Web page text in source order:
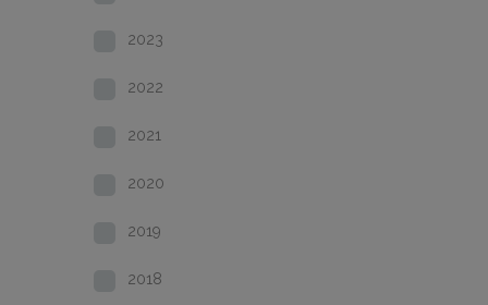
2023
2022
2021
2020
2019
2018